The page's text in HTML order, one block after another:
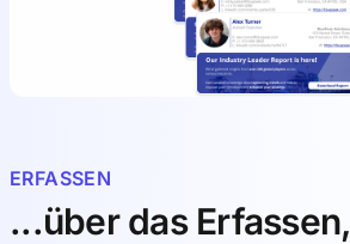
ERFASSEN
...über das Erfassen,